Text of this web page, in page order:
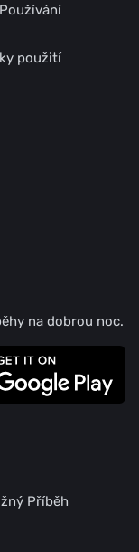
použití
na dobrou noc.
Příběh